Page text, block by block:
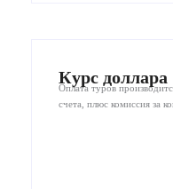
Курс доллара
Оплата туров
счета, плюс комиссия за